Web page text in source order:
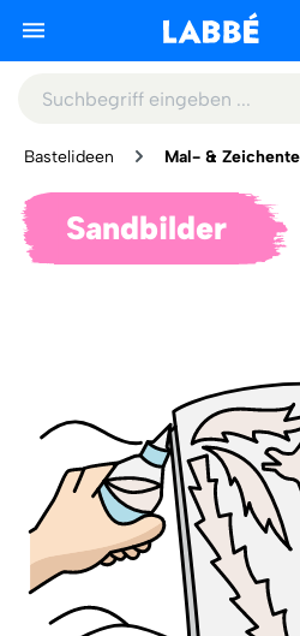
Bastelideen Mal- &
Sandbilder